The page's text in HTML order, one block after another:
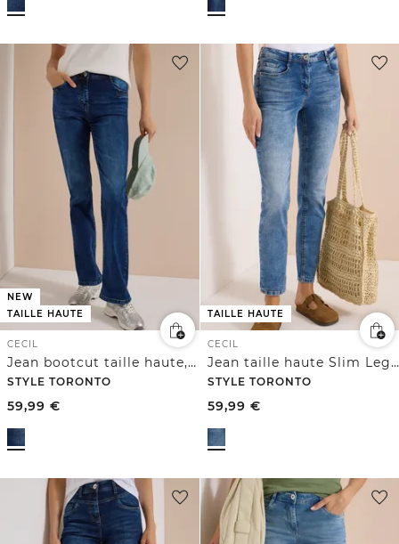
NEW
TAILLE HAUTE
CECIL
Jean bootcut taille haute, coupe slim
STYLE TORONTO
59,99 €
TAILLE HAUTE
CECIL
Jean taille haute Slim Leg, coupe slim
STYLE TORONTO
59,99 €